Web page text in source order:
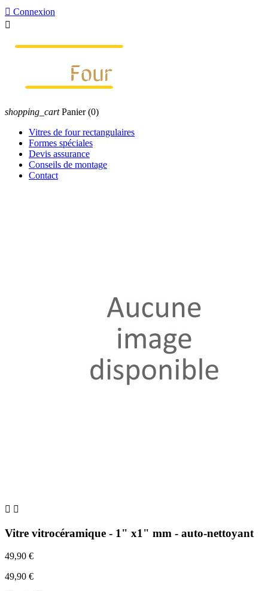
 Connexion

shopping_cart Panier (0)
Vitres de four rectangulaires
Formes spéciales
Devis assurance
Conseils de montage
Contact
 
Vitre vitrocéramique - 1" x1" mm - auto-nettoyant
49,90 €
49,90 €